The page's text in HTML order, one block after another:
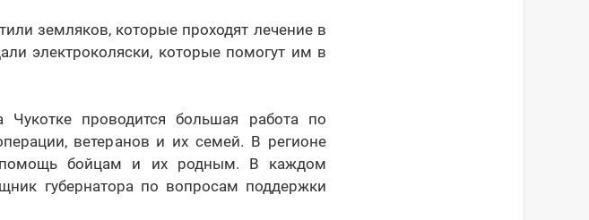
земляков, которые проходят лечение в
электроколяски, которые помогут им в
проводится большая работа по
ветеранов и их семей. В регионе
помощь бойцам и их родным. В каждом
губернатора по вопросам поддержки